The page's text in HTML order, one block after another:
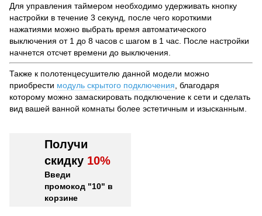
Для управления таймером необходимо удерживать кнопку
настройки в течение 3 секунд, после чего короткими
нажатиями можно выбрать время автоматического
выключения от 1 до 8 часов с шагом в 1 час. После настройки
начнется отсчет времени до выключения.
Также к полотенцесушителю данной модели можно
приобрести модуль скрытого подключения, благодаря
которому можно замаскировать подключение к сети и сделать
вид вашей ванной комнаты более эстетичным и изысканным.
Получи
скидку 10%
Введи
промокод "10" в
корзине